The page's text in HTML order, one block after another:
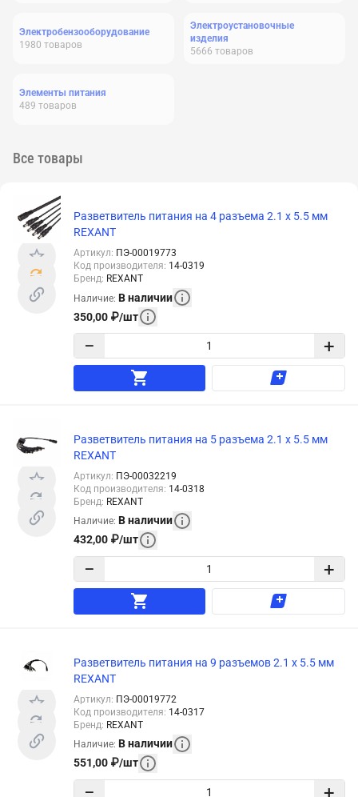
Электробензооборудование
1980 товаров
Электроустановочные
изделия
5666 товаров
Элементы питания
489 товаров
Все товары
Разветвитель питания на 4 разъема 2.1 х 5.5 мм
REXANT
Артикул: ПЭ-00019773
Код производителя: 14-0319
Бренд: REXANT
Наличие: В наличии
350,00 ₽/шт
− +
Разветвитель питания на 5 разъема 2.1 х 5.5 мм
REXANT
Артикул: ПЭ-00032219
Код производителя: 14-0318
Бренд: REXANT
Наличие: В наличии
432,00 ₽/шт
− +
Разветвитель питания на 9 разъемов 2.1 х 5.5 мм
REXANT
Артикул: ПЭ-00019772
Код производителя: 14-0317
Бренд: REXANT
Наличие: В наличии
551,00 ₽/шт